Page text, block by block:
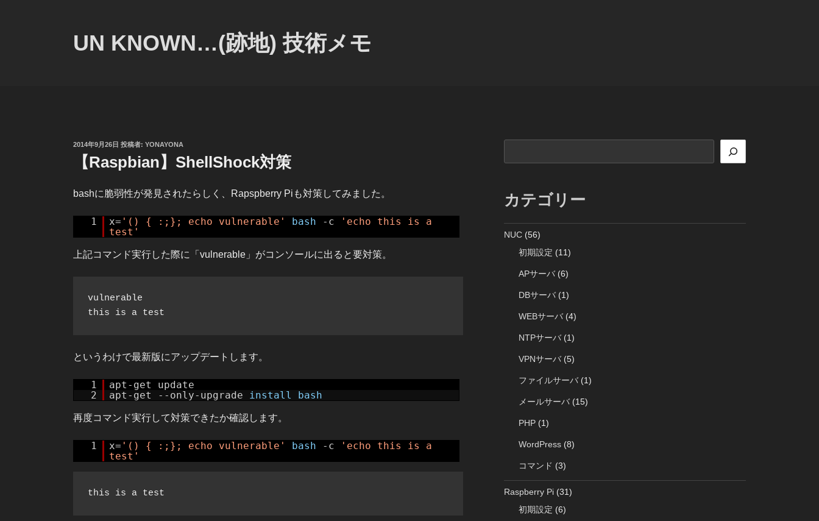
UN KNOWN…(跡地) 技術メモ
投
2014年9月26日 投稿者: YONAYONA
【Raspbian】ShellShock対策
bashに脆弱性が発見されたらしく、Rapspberry Piも対策してみました。
1 x= '() { :;}; echo vulnerable' bash -c
'echo this is a
test'
上記コマンド実行した際に「vulnerable」がコンソールに出ると要対策。
vulnerable
というわけで最新版にアップデートします。
1
apt-get update
2
apt-get --only-upgrade install bash
再度コマンド実行して対策できたか確認します。
1 x= '() { :;}; echo vulnerable' bash -c
'echo this is a
test'
カテゴリー
NUC(56)
初期設定 (11)
APサーバ(6)
DBサーバ(1)
WEBサーバ(4)
NTPサーバ(1)
VPNサーバ(5)
ファイルサーバ(1)
メールサーバ(15)
PHP(1)
WordPress(8)
コマンド (3)
Raspberry Pi(31)
初期設定 (6)